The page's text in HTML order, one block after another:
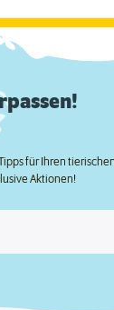
für Ihren
Aktionen!